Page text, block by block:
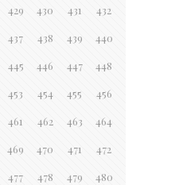
429 430 431 432
437 438 439 440
445 446 447 448
453 454 455 456
461 462 463 464
469 470 471 472
477 478 479 480